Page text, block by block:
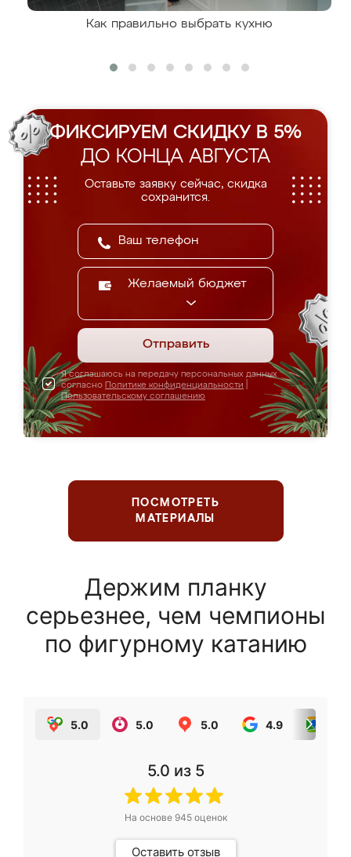
Как правильно выбрать кухню
ФИКСИРУЕМ СКИДКУ В 5%
ДО КОНЦА АВГУСТА
Оставьте заявку сейчас, скидка
сохранится.
Желаемый бюджет
Отправить
Я соглашаюсь на передачу персональных данных
согласно Политике конфиденциальности
Пользовательскому соглашению
ПОСМОТРЕТЬ
МАТЕРИАЛЫ
Держим планку
серьезнее, чем чемпионы
по фигурному катанию
5.0 5.0 5.0 4.9
5.0 из 5
На основе 945оценок
Оставить отзыв